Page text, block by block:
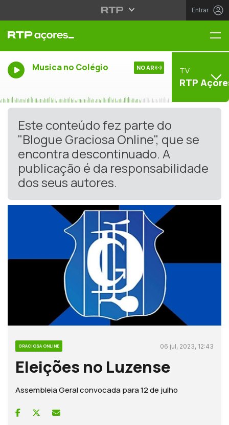
Entrar
Musica no Colégio NO AR TV
RTP
Este conteúdo fez parte do
"Blogue Graciosa Online", que se
encontra descontinuado. A
publicação é da responsabilidade
dos seus autores.
GRACIOSA ONLINE 06 jul, 2023, 12:43
Eleições no Luzense
Assembleia Geral convocada para 12 de julho